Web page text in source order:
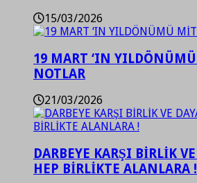
15/03/2026
19 MART ‘IN
NOTLAR
21/03/2026
DARBEYE KARŞI BİRLİK
HEP BİRLİKTE ALANLARA !